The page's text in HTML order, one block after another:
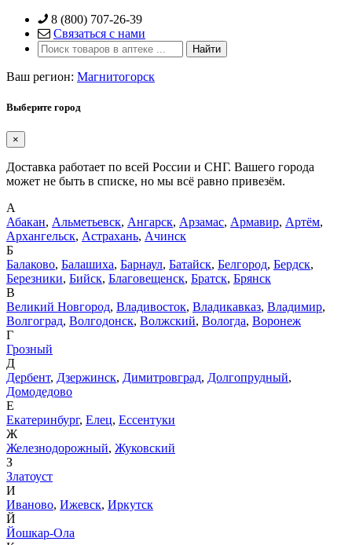
Skip
content
8 (800) 707-26-39
Связаться с нами
Ваш регион: Магнитогорск
Выберите город
×
Доставка работает по всей России и СНГ. Вашего города
может не быть в списке, но мы всё равно привезём.
А
Абакан, Альметьевск, Ангарск, Арзамас, Армавир, Артём,
Архангельск, Астрахань, Ачинск
Б
Балаково, Балашиха, Барнаул, Батайск, Белгород, Бердск,
Березники, Бийск, Благовещенск, Братск, Брянск
В
Великий Новгород, Владивосток, Владикавказ, Владимир,
Волгоград, Волгодонск, Волжский, Вологда, Воронеж
Г
Грозный
Д
Дербент, Дзержинск, Димитровград, Долгопрудный,
Домодедово
Е
Екатеринбург, Елец, Ессентуки
Ж
Железнодорожный, Жуковский
З
Златоуст
И
Иваново, Ижевск, Иркутск
Й
Йошкар-Ола